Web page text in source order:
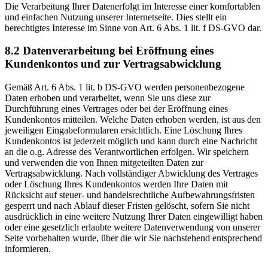
Die Verarbeitung Ihrer Datenerfolgt im Interesse einer komfortablen
und einfachen Nutzung unserer Internetseite. Dies stellt ein
berechtigtes Interesse im Sinne von Art. 6 Abs. 1 lit. f DS-GVO dar.
8.2 Datenverarbeitung bei Eröffnung eines
Kundenkontos und zur Vertragsabwicklung
Gemäß Art. 6 Abs. 1 lit. b DS-GVO werden personenbezogene
Daten erhoben und verarbeitet, wenn Sie uns diese zur
Durchführung eines Vertrages oder bei der Eröffnung eines
Kundenkontos mitteilen. Welche Daten erhoben werden, ist aus den
jeweiligen Eingabeformularen ersichtlich. Eine Löschung Ihres
Kundenkontos ist jederzeit möglich und kann durch eine Nachricht
an die o.g. Adresse des Verantwortlichen erfolgen. Wir speichern
und verwenden die von Ihnen mitgeteilten Daten zur
Vertragsabwicklung. Nach vollständiger Abwicklung des Vertrages
oder Löschung Ihres Kundenkontos werden Ihre Daten mit
Rücksicht auf steuer- und handelsrechtliche Aufbewahrungsfristen
gesperrt und nach Ablauf dieser Fristen gelöscht, sofern Sie nicht
ausdrücklich in eine weitere Nutzung Ihrer Daten eingewilligt haben
oder eine gesetzlich erlaubte weitere Datenverwendung von unserer
Seite vorbehalten wurde, über die wir Sie nachstehend entsprechend
informieren.